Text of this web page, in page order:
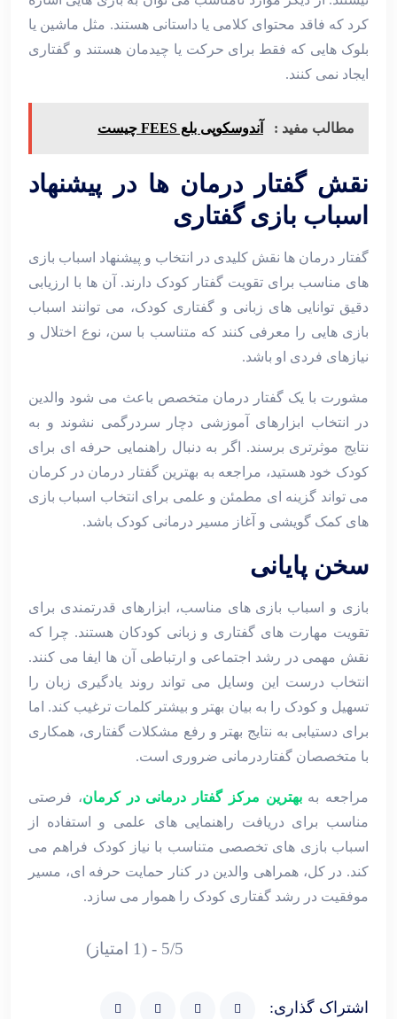
کرد که فاقد محتوای کلامی یا داستانی هستند. مثل ماشین یا
بلوک ‌هایی که فقط برای حرکت یا چیدمان هستند و گفتاری
ایجاد نمی ‌کنند.
مطالب مفید : آندوسکوپی بلع FEES چیست
نقش گفتار درمان‌ ها در پیشنهاد
اسباب ‌بازی گفتاری
گفتار درمان ‌ها نقش کلیدی در انتخاب و پیشنهاد اسباب ‌بازی
‌های مناسب برای تقویت گفتار کودک دارند. آن‌ ها با ارزیابی
دقیق توانایی ‌های زبانی و گفتاری کودک، می ‌توانند اسباب
‌بازی‌ هایی را معرفی کنند که متناسب با سن، نوع اختلال و
نیازهای فردی او باشد.
مشورت با یک گفتار درمان متخصص باعث می‌ شود والدین
در انتخاب ابزارهای آموزشی دچار سردرگمی نشوند و به
نتایج موثرتری برسند. اگر به دنبال راهنمایی حرفه ‌ای برای
کودک خود هستید، مراجعه به بهترین گفتار درمان در کرمان
می‌ تواند گزینه ‌ای مطمئن و علمی برای انتخاب اسباب ‌بازی
‌های کمک ‌گویشی و آغاز مسیر درمانی کودک باشد.
سخن پایانی
بازی و اسباب ‌بازی ‌های مناسب، ابزارهای قدرتمندی برای
تقویت مهارت ‌های گفتاری و زبانی کودکان هستند. چرا که
نقش مهمی در رشد اجتماعی و ارتباطی آن ‌ها ایفا می ‌کنند.
انتخاب درست این وسایل می ‌تواند روند یادگیری زبان را
تسهیل و کودک را به بیان بهتر و بیشتر کلمات ترغیب کند. اما
برای دستیابی به نتایج بهتر و رفع مشکلات گفتاری، همکاری
با متخصصان گفتاردرمانی ضروری است.
مراجعه بهبهترین مرکز گفتار درمانی در کرمان، فرصتی
مناسب برای دریافت راهنمایی ‌های علمی و استفاده از
اسباب ‌بازی‌ های تخصصی متناسب با نیاز کودک فراهم می
‌کند. در کل، همراهی والدین در کنار حمایت حرفه ‌ای، مسیر
موفقیت در رشد گفتاری کودک را هموار می‌ سازد.
5/5 - (1 امتیاز)
اشتراک گذاری: